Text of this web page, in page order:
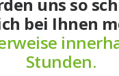
bei Ihnen
Stunden.